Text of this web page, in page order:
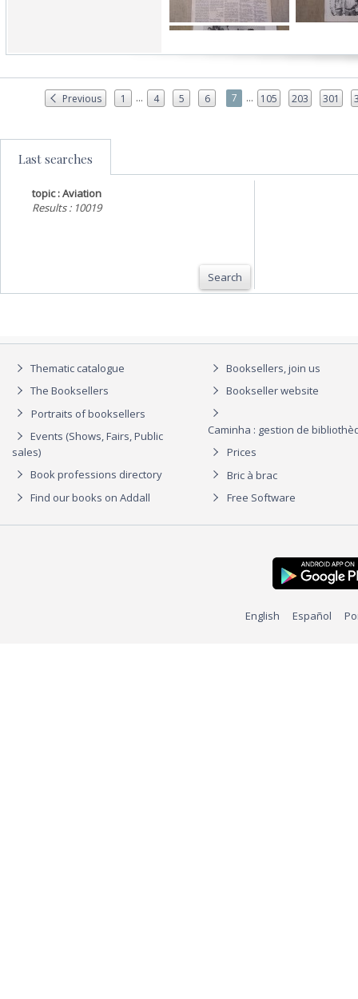
Previous 1 ... 4 5 6 7 ... 105 203 301
Last searches
topic : Aviation
Results : 10019
Search
Thematic catalogue
The Booksellers
Portraits of booksellers
Events (Shows, Fairs, Public
sales)
Book professions directory
Find our books on Addall
Booksellers, join us
Bookseller website
Caminha : gestion de
Prices
Bric à brac
Free Software
English Español